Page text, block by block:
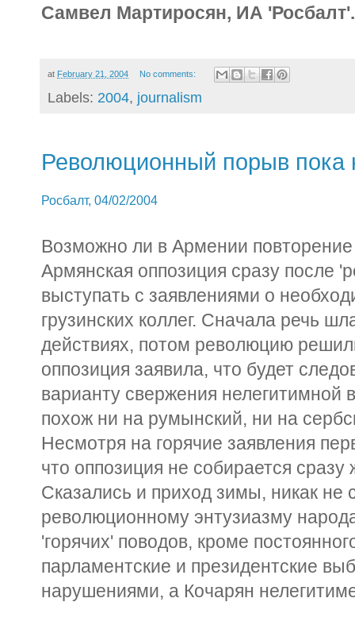
Самвел Мартиросян, ИА
at February 21, 2004 No comments:
Labels: 2004, journalism
Революционный порыв пока
Росбалт, 04/02/2004
Возможно ли в Армении повторение
Армянская оппозиция сразу после
выступать с заявлениями о
грузинских коллег. Сначала речь
действиях, потом революцию
оппозиция заявила, что будет
варианту свержения нелегитимной
похож ни на румынский, ни на
Несмотря на горячие заявления
что оппозиция не собирается
Сказались и приход зимы, никак не
революционному энтузиазму
'горячих' поводов, кроме
парламентские и президентские
нарушениями, а Кочарян